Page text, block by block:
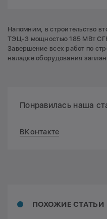
Напомним, в строительство
ТЭЦ-3 мощностью 185 МВт
Завершение всех работ по
наладке оборудования
Понравилась наша
ВКонтакте
ПОХОЖИЕ СТАТЬИ